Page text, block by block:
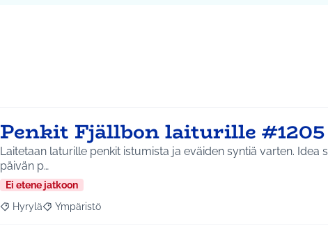
Penkit Fjällbon laiturille #1205
Laitetaan laturille penkit istumista ja eväiden syntiä varten. Idea saatu Aleksis Kiven
päivän p…
Ei etene jatkoon
Rajaa tulokset aihepiirin mukaan: Hyrylä
Hyrylä Rajaa tulokset teeman mukaan: Ympäristö
Ympäristö